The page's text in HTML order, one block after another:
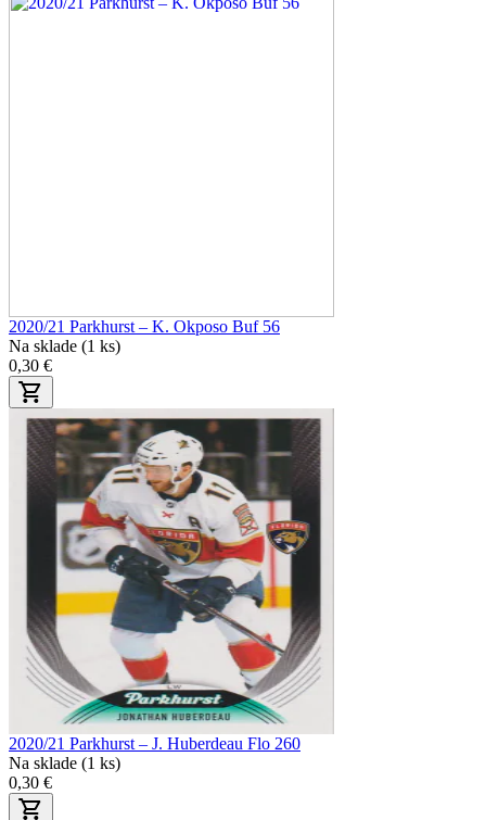
2020/21 Parkhurst – K. Okposo Buf 56
Na sklade (1 ks)
0,30 €
2020/21 Parkhurst – J. Huberdeau Flo 260
Na sklade (1 ks)
0,30 €